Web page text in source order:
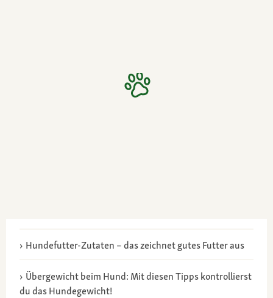
Hundefutter-Zutaten – das zeichnet gutes Futter aus
Übergewicht beim Hund: Mit diesen Tipps kontrollierst
du das Hundegewicht!